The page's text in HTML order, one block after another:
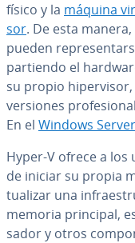
físico y la máquina
sor. De esta
pueden
pa­r­tie­n­do el
su propio hi­pe­r­vi­sor,
versiones
En el Windows Server
Hyper-V ofrece a
de iniciar su propia
tua­li­zar una
memoria principal,
sa­dor y otros